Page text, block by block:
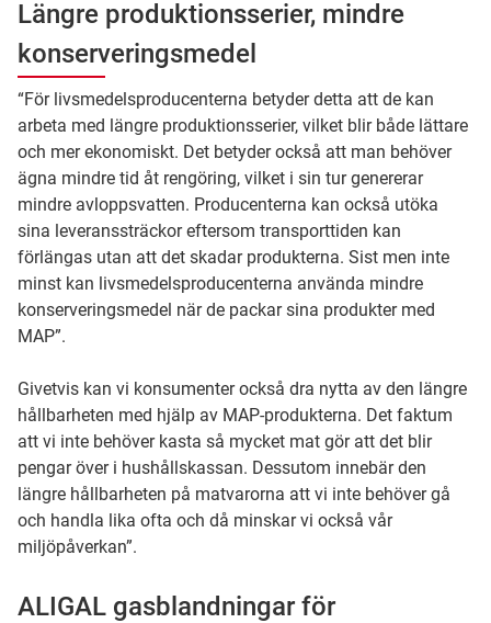
Längre produktionsserier, mindre
konserveringsmedel
“För livsmedelsproducenterna betyder detta att de kan
arbeta med längre produktionsserier, vilket blir både lättare
och mer ekonomiskt. Det betyder också att man behöver
ägna mindre tid åt rengöring, vilket i sin tur genererar
mindre avloppsvatten. Producenterna kan också utöka
sina leveranssträckor eftersom transporttiden kan
förlängas utan att det skadar produkterna. Sist men inte
minst kan livsmedelsproducenterna använda mindre
konserveringsmedel när de packar sina produkter med
MAP”.
Givetvis kan vi konsumenter också dra nytta av den längre
hållbarheten med hjälp av MAP-produkterna. Det faktum
att vi inte behöver kasta så mycket mat gör att det blir
pengar över i hushållskassan. Dessutom innebär den
längre hållbarheten på matvarorna att vi inte behöver gå
och handla lika ofta och då minskar vi också vår
miljöpåverkan”.
ALIGAL gasblandningar för